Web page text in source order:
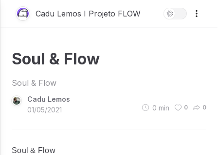
Cadu Lemos I Projeto FLOW
Soul & Flow
Soul & Flow
Cadu Lemos
01/05/2021
0 min 0 0
Soul & Flow